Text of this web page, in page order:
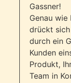
Gassner!
Genau
drückt sich
durch ein
Kunden
Produkt,
Team in